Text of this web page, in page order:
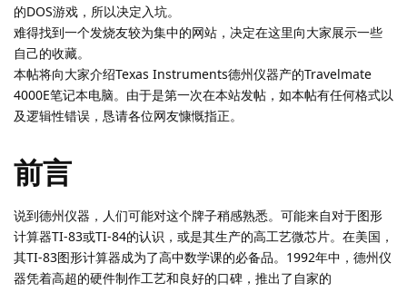
的DOS游戏，所以决定入坑。
难得找到一个发烧友较为集中的网站，决定在这里向大家展示一些
自己的收藏。
本帖将向大家介绍Texas Instruments德州仪器产的Travelmate
4000E笔记本电脑。由于是第一次在本站发帖，如本帖有任何格式以
及逻辑性错误，恳请各位网友慷慨指正。
前言
说到德州仪器，人们可能对这个牌子稍感熟悉。可能来自对于图形
计算器TI-83或TI-84的认识，或是其生产的高工艺微芯片。在美国，
其TI-83图形计算器成为了高中数学课的必备品。1992年中，德州仪
器凭着高超的硬件制作工艺和良好的口碑，推出了自家的